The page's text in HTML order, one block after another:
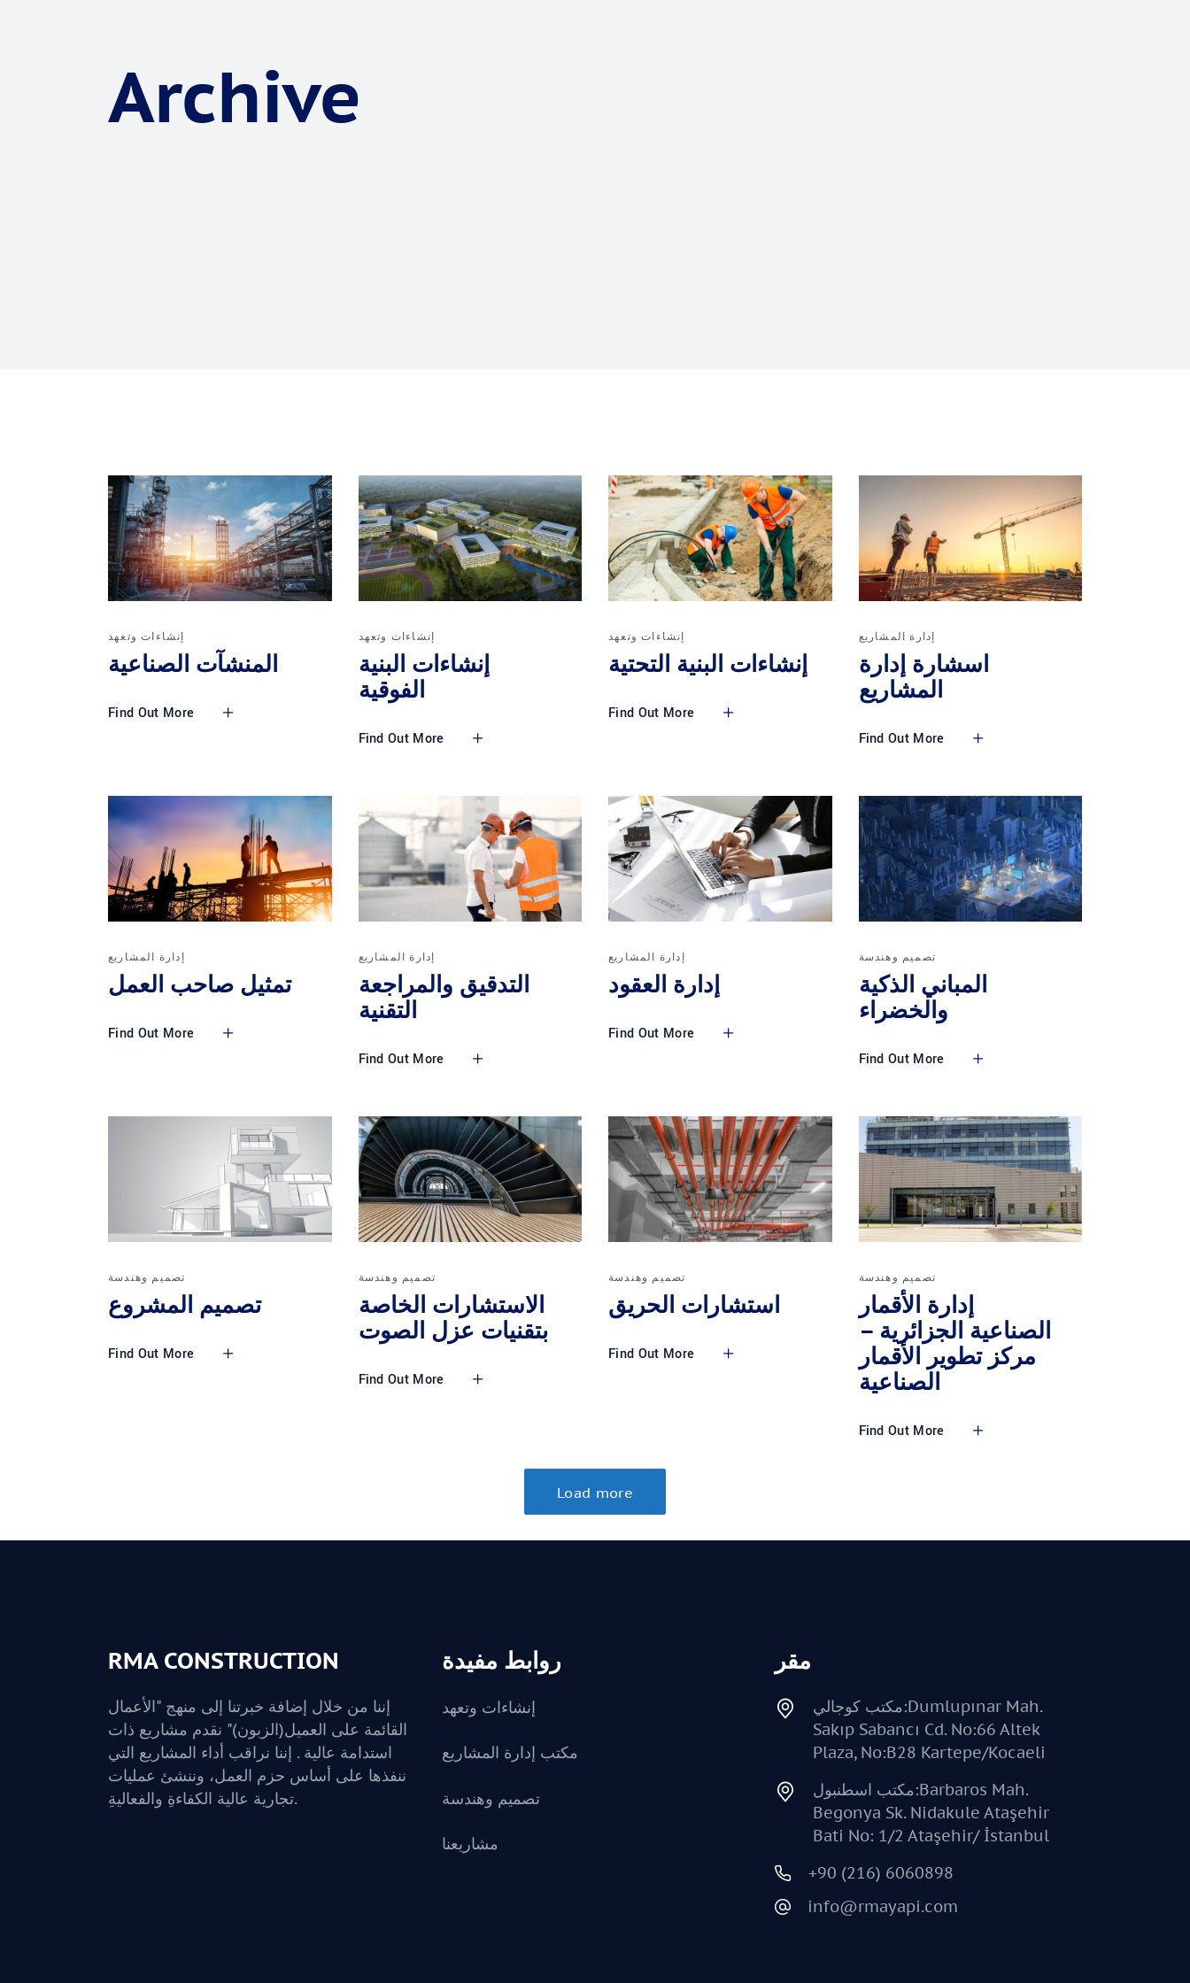
Archive
إنشاءات وتعهد
المنشآت الصناعية
Find Out More
إنشاءات وتعهد
إنشاءات البنية
الفوقية
Find Out More
إنشاءات وتعهد
إنشاءات البنية التحتية
Find Out More
إدارة المشاريع
اسشارة إدارة
المشاريع
Find Out More
إدارة المشاريع
تمثيل صاحب العمل
Find Out More
إدارة المشاريع
التدقيق والمراجعة
التقنية
Find Out More
إدارة المشاريع
إدارة العقود
Find Out More
تصميم وهندسة
المباني الذكية
والخضراء
Find Out More
تصميم وهندسة
تصميم المشروع
Find Out More
تصميم وهندسة
الاستشارات الخاصة
بتقنيات عزل الصوت
Find Out More
تصميم وهندسة
استشارات الحريق
Find Out More
تصميم وهندسة
إدارة الأقمار
الصناعية الجزائرية –
مركز تطوير الأقمار
الصناعية
Find Out More
Load more
RMA CONSTRUCTION
إننا من خلال إضافة خبرتنا إلى منهج "الأعمال
القائمة على العميل(الزبون)" نقدم مشاريع ذات
استدامة عالية . إننا نراقب أداء المشاريع التي
ننفذها على أساس حزم العمل، وننشئ عمليات
تجارية عالية الكفاءةِ والفعاليةِ.
روابط مفيدة
إنشاءات وتعهد
مكتب إدارة المشاريع
تصميم وهندسة
مشاريعنا
مقر
مكتب كوجالي:Dumlupınar Mah.
Sakıp Sabancı Cd. No:66 Altek
Plaza, No:B28 Kartepe/Kocaeli
مكتب اسطنبول:Barbaros Mah.
Begonya Sk. Nidakule Ataşehir
Bati No: 1/2 Ataşehir/ İstanbul
+90 (216) 6060898
info@rmayapi.com